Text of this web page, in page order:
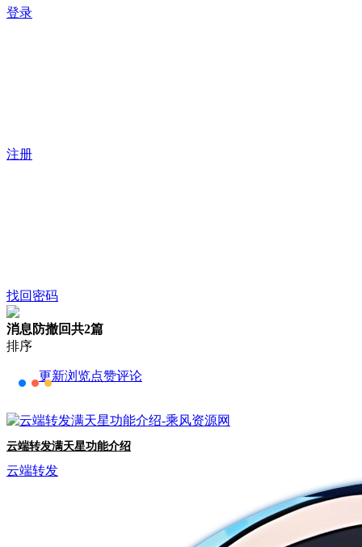
登录
注册
找回密码
消息防撤回共2篇
排序
更新浏览点赞评论
云端转发满天星功能介绍
云端转发